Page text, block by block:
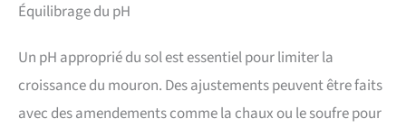
Équilibrage du pH
Un pH approprié du sol est essentiel pour limiter la
croissance du mouron. Des ajustements peuvent être faits
avec des amendements comme la chaux ou le soufre pour